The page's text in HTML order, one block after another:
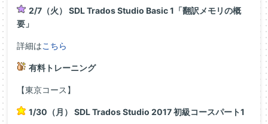
2/7（火） SDL Trados Studio Basic 1「翻訳メモリの概
要」
詳細はこちら
有料トレーニング
【東京コース】
1/30（月） SDL Trados Studio 2017 初級コースパート1